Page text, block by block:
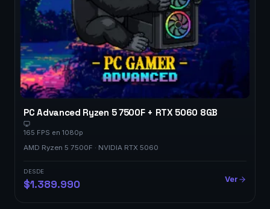
PC Advanced Ryzen 5 7500F + RTX 5060 8GB
165 FPS en 1080p
AMD Ryzen 5 7500F · NVIDIA RTX 5060
DESDE
$1.389.990 Ver